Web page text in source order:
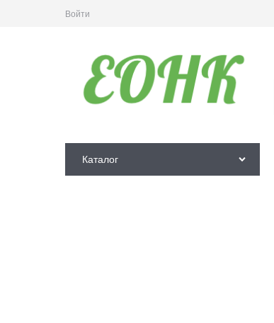
Войти
Каталог